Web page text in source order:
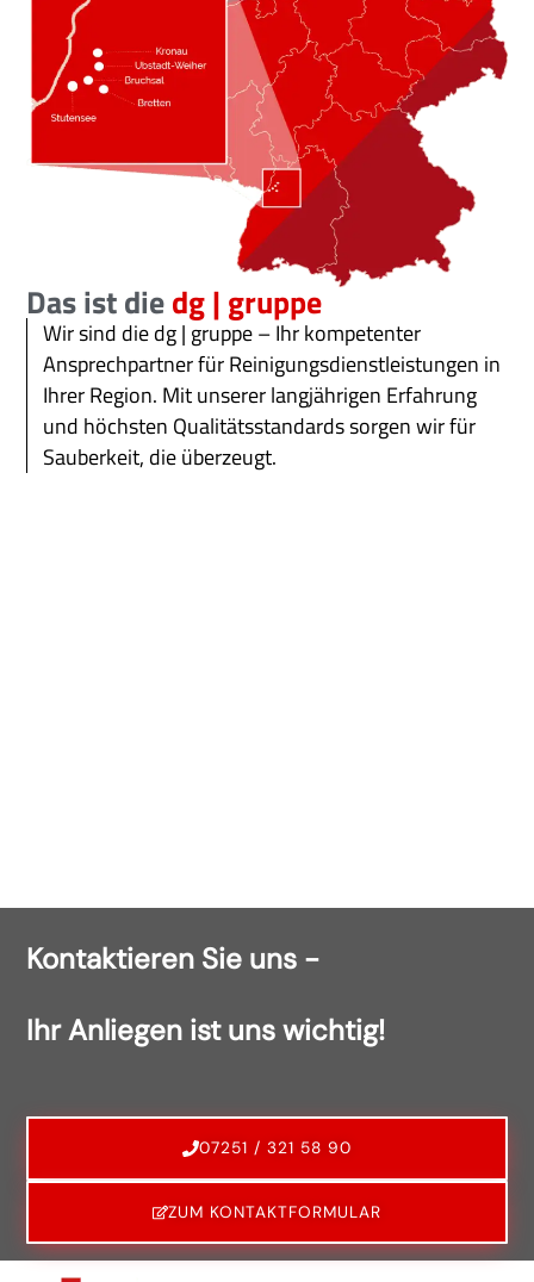
Das ist diedg | gruppe
Wir sind die dg | gruppe – Ihr kompetenter
Ansprechpartner für Reinigungsdienstleistungen in
Ihrer Region. Mit unserer langjährigen Erfahrung
und höchsten Qualitätsstandards sorgen wir für
Sauberkeit, die überzeugt.
Kontaktieren Sie uns -
Ihr Anliegen ist uns wichtig!
07251 / 321 58 90
ZUM KONTAKTFORMULAR